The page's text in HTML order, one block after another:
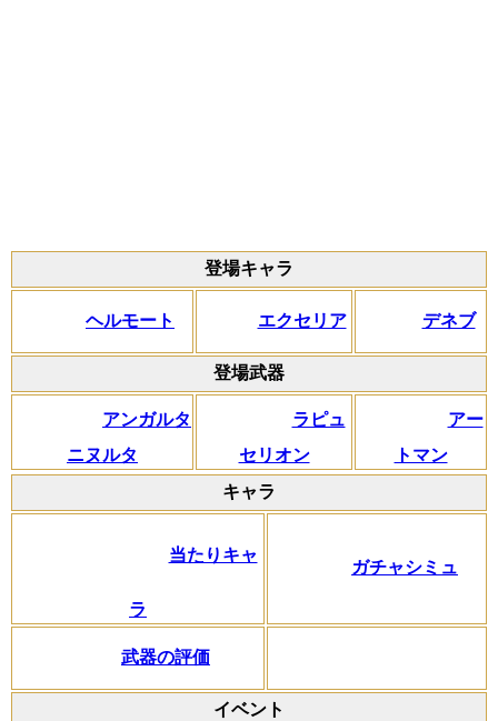
登場キャラ
ヘルモート エクセリア デネブ
登場武器
アンガルタ
ニヌルタ
ラピュ
セリオン
アー
トマン
キャラ
当たりキャ
ラ
ガチャシミュ
武器の評価
イベント